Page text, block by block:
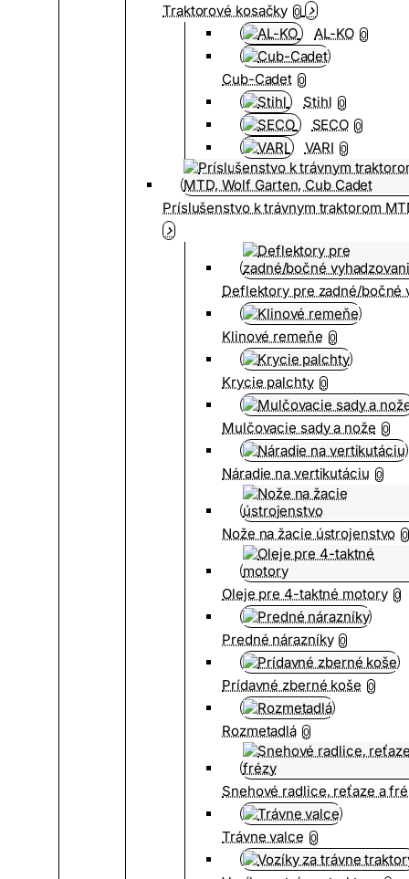
Traktorové kosačky 0
AL-KO 0
Cub-Cadet 0
Stihl 0
SECO 0
VARI 0
Príslušenstvo k trávnym traktorom
Deflektory pre zadné/bočné
Klinové remeňe 0
Krycie palchty 0
Mulčovacie sady a nože 0
Náradie na vertikutáciu 0
Nože na žacie ústrojenstvo 0
Oleje pre 4-taktné motory 0
Predné nárazníky 0
Prídavné zberné koše 0
Rozmetadlá 0
Snehové radlice, reťaze a
Trávne valce 0